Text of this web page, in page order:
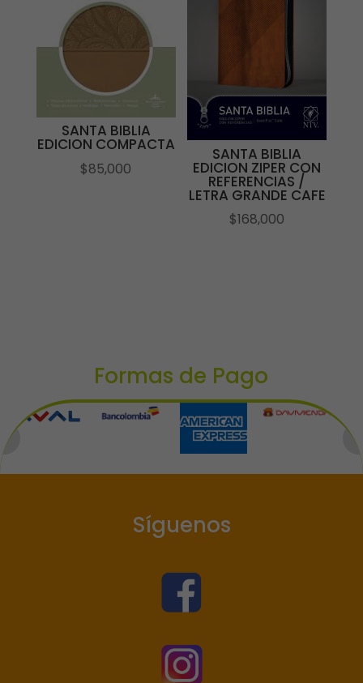
SANTA BIBLIA
EDICION COMPACTA
$85,000
SANTA BIBLIA
EDICION ZIPER CON
REFERENCIAS /
LETRA GRANDE CAFE
$168,000
Formas de Pago
Síguenos

